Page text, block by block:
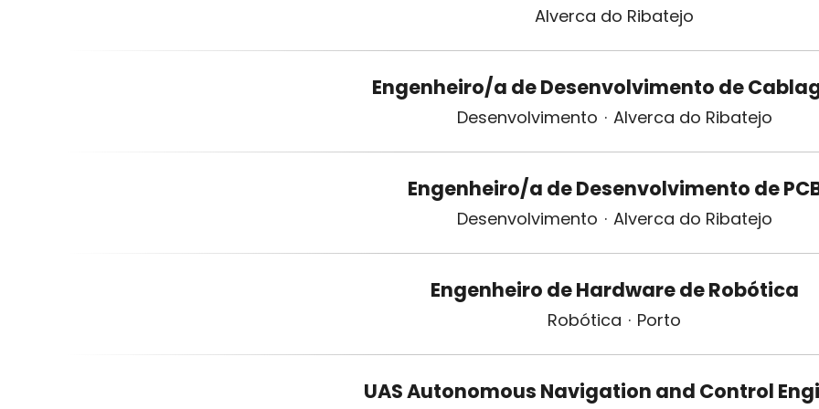
Alverca do Ribatejo
Engenheiro/a de Desenvolvimento de
Desenvolvimento · Alverca do Ribatejo
Engenheiro/a de Desenvolvimento de
Desenvolvimento · Alverca do Ribatejo
Engenheiro de Hardware de Robótica
Robótica · Porto
UAS Autonomous Navigation and Control